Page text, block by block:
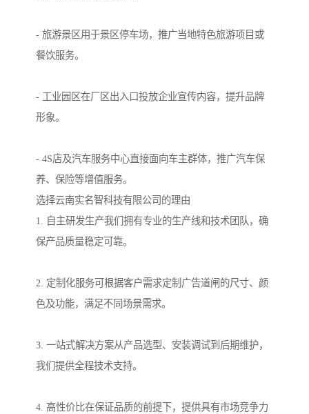
- 旅游景区用于景区停车场，推广当地特色旅游项目或
餐饮服务。
- 工业园区在厂区出入口投放企业宣传内容，提升品牌
形象。
- 4S店及汽车服务中心直接面向车主群体，推广汽车保
养、保险等增值服务。
选择云南实名智科技有限公司的理由
1. 自主研发生产我们拥有专业的生产线和技术团队，确
保产品质量稳定可靠。
2. 定制化服务可根据客户需求定制广告道闸的尺寸、颜
色及功能，满足不同场景需求。
3. 一站式解决方案从产品选型、安装调试到后期维护，
我们提供全程技术支持。
4. 高性价比在保证品质的前提下，提供具有市场竞争力